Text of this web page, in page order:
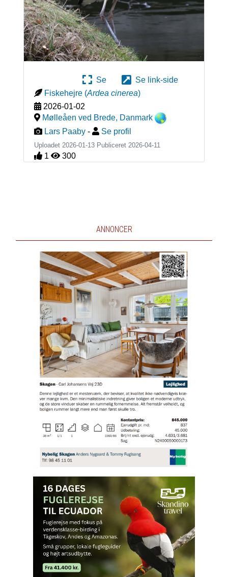
Se
Se link-side
Fiskehejre (Ardea cinerea)
2026-01-02
Mølleåen ved Brede, Danmark
Lars Paaby - Se profil
Uploadet 2026-01-13 Publiceret 2026-04-11
1 300
ANNONCER